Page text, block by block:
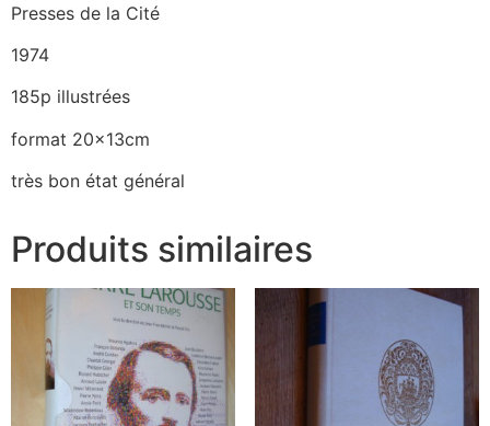
Presses de la Cité
1974
185p illustrées
format 20x13cm
très bon état général
Produits similaires